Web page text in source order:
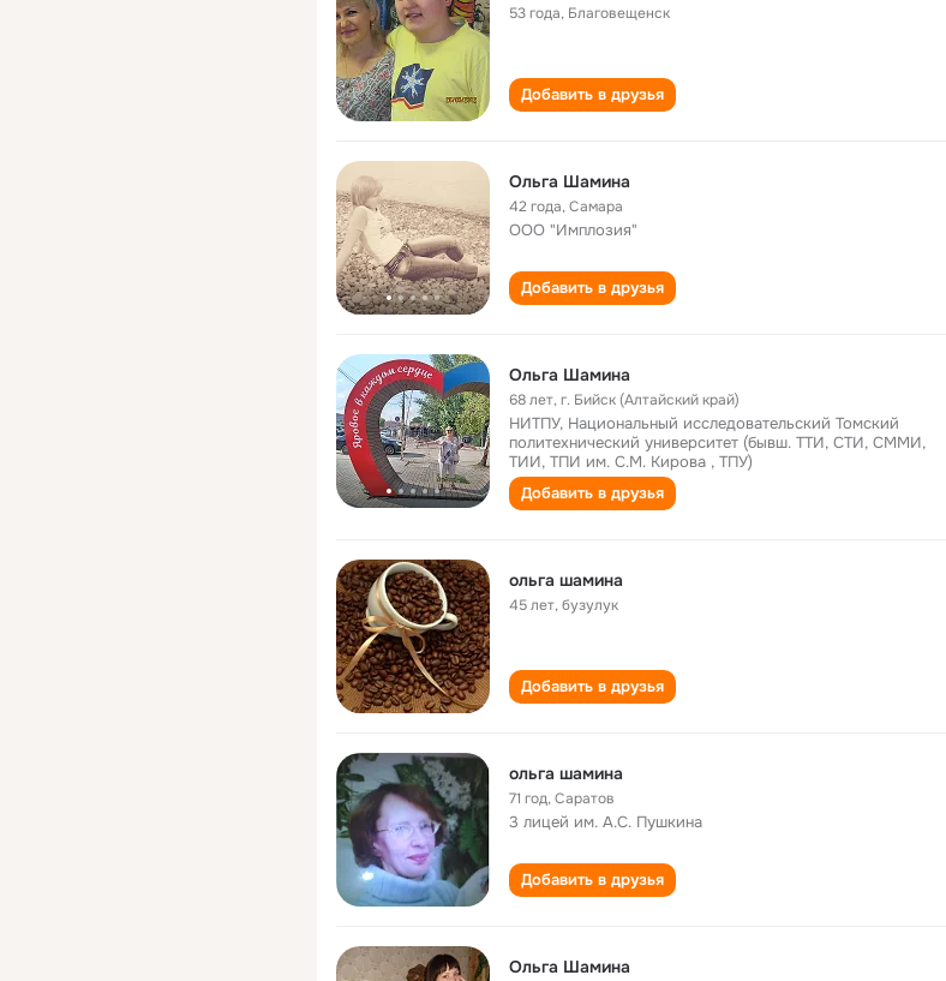
53 года, Благовещенск
Добавить в друзья
Ольга Шамина
42 года,Самара
ООО "Имплозия"
Добавить в друзья
Ольга Шамина
68 лет,г. Бийск (Алтайский край)
НИТПУ, Национальный исследовательский Томский
политехнический университет (бывш. ТТИ, СТИ, СММИ,
ТИИ, ТПИ им. С.М. Кирова , ТПУ)
Добавить в друзья
ольга шамина
45 лет,бузулук
Добавить в друзья
ольга шамина
71 год,Саратов
3 лицей им. А.С. Пушкина
Добавить в друзья
Ольга Шамина